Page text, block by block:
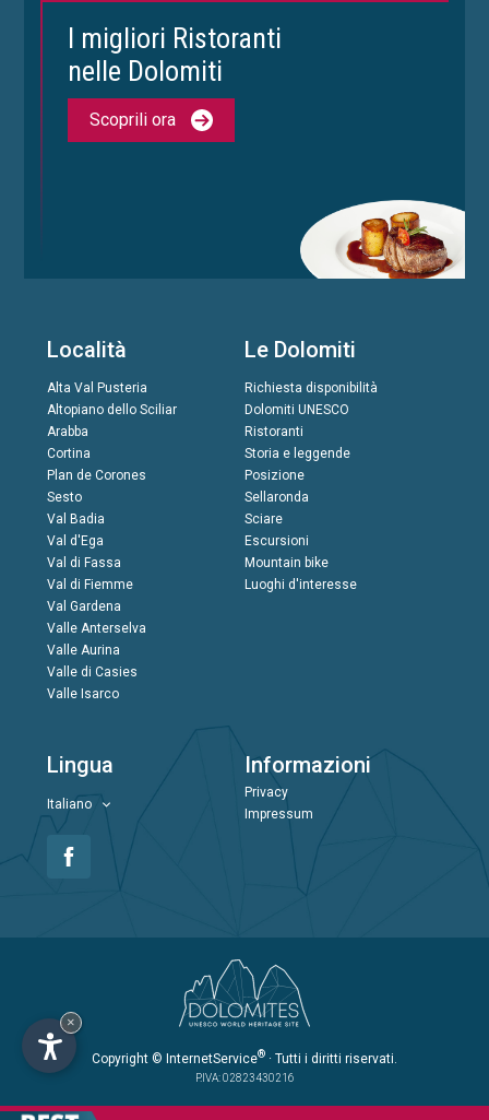
I migliori Ristoranti
nelle Dolomiti
Scoprili ora
Località
Alta Val Pusteria
Altopiano dello Sciliar
Arabba
Cortina
Plan de Corones
Sesto
Val Badia
Val d'Ega
Val di Fassa
Val di Fiemme
Val Gardena
Valle Anterselva
Valle Aurina
Valle di Casies
Valle Isarco
Le Dolomiti
Richiesta disponibilità
Dolomiti UNESCO
Ristoranti
Storia e leggende
Posizione
Sellaronda
Sciare
Escursioni
Mountain bike
Luoghi d'interesse
Lingua
Italiano
Informazioni
Privacy
Impressum
Copyright © InternetService® · Tutti i diritti riservati.
P.IVA: 02823430216
×